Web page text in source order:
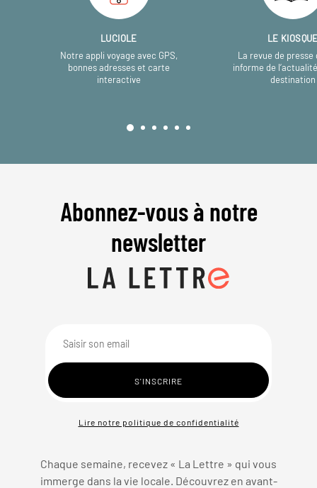
LUCIOLE
Notre appli voyage avec GPS,
bonnes adresses et carte
interactive
LE
La revue de presse
informe de
destination
Abonnez-vous à notre
newsletter
Lire notre politique de confidentialité
Chaque semaine, recevez « La Lettre » qui vous
immerge dans la vie locale. Découvrez en avant-